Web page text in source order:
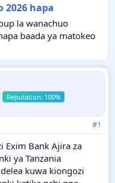
2026 hapa
la wanachuo
baada ya matokeo
#1
Exim Bank Ajira za
ya Tanzania
kuwa kiongozi